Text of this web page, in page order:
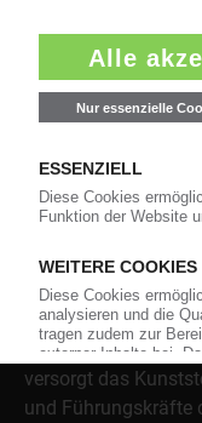
Über das
Als einer der
versorgt das
und Führungskräfte